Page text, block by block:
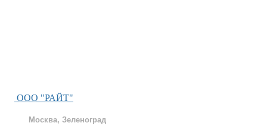
ООО "РАЙТ"
Москва, Зеленоград